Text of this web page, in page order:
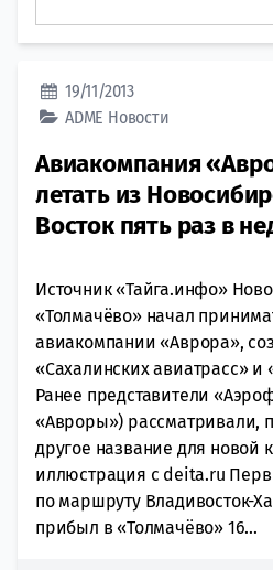
19/11/2013
ADME Новости
Авиакомпания
летать из
Восток пять раз в
Источник «Тайга.инфо»
«Толмачёво» начал
авиакомпании «Аврора»,
«Сахалинских авиатрасс» и
Ранее представители
«Авроры») рассматривали,
другое название для новой
иллюстрация с deita.ru
по маршруту Владивосток-
прибыл в «Толмачёво» 16...